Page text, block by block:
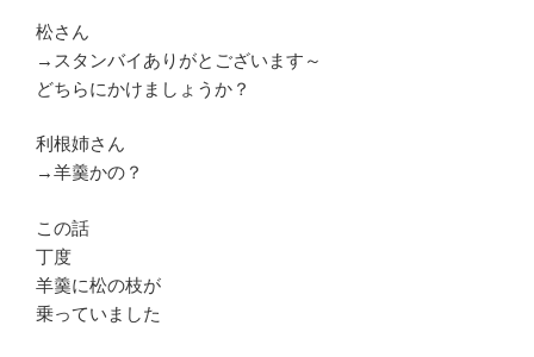
松さん
→スタンバイありがとございます～
どちらにかけましょうか？
利根姉さん
→羊羹かの？
この話
丁度
羊羹に松の枝が
乗っていました